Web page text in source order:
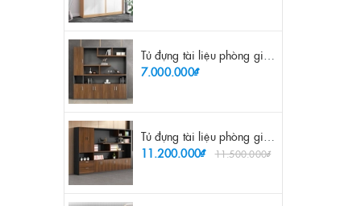
Tủ đựng tài liệu phòng giám đốc 2m - TL 26
7.000.000₫
Tủ đựng tài liệu phòng giám đốc 3m2 - TL 27
11.200.000₫
11.500.000₫